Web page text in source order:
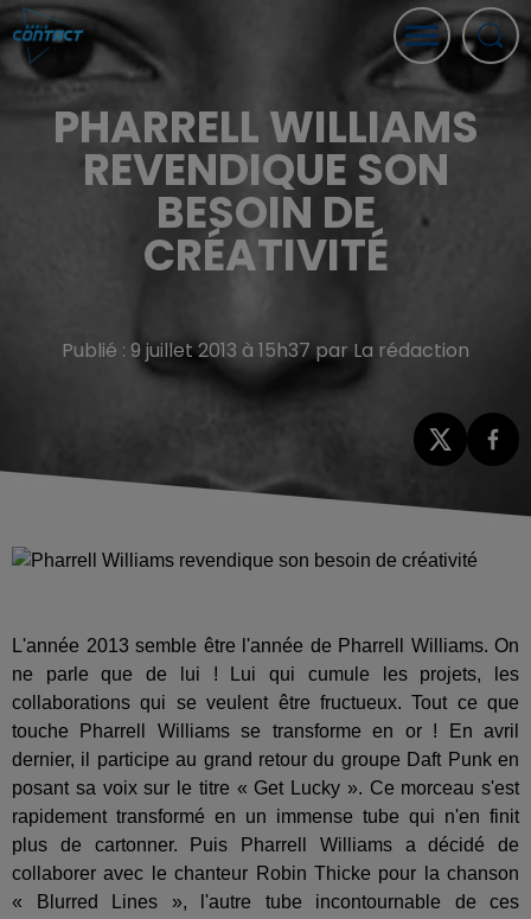
PHARRELL WILLIAMS
REVENDIQUE SON
BESOIN DE
CRÉATIVITÉ
Publié : 9 juillet 2013 à 15h37 par La rédaction
L'année 2013 semble être l'année de Pharrell Williams. On
ne parle que de lui ! Lui qui cumule les projets, les
collaborations qui se veulent être fructueux. Tout ce que
touche Pharrell Williams se transforme en or ! En avril
dernier, il participe au grand retour du groupe Daft Punk en
posant sa voix sur le titre « Get Lucky ». Ce morceau s'est
rapidement transformé en un immense tube qui n'en finit
plus de cartonner. Puis Pharrell Williams a décidé de
collaborer avec le chanteur Robin Thicke pour la chanson
« Blurred Lines », l'autre tube incontournable de ces